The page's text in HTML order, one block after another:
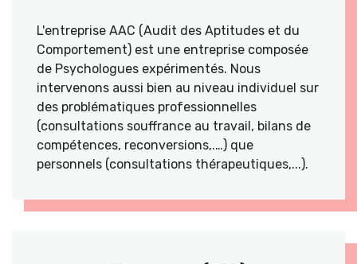
L'entreprise AAC (Audit des Aptitudes et du
Comportement) est une entreprise composée
de Psychologues expérimentés. Nous
intervenons aussi bien au niveau individuel sur
des problématiques professionnelles
(consultations souffrance au travail, bilans de
compétences, reconversions,.…) que
personnels (consultations thérapeutiques,...).